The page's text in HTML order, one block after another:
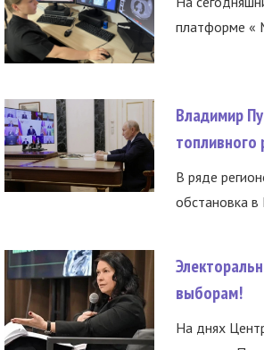
платформе «
Владимир
топливного
В ряде
обстановка в
выборам!
На днях